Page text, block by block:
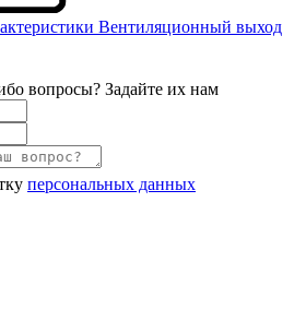
Вентиляционный выход
вопросы? Задайте их нам
персональных данных